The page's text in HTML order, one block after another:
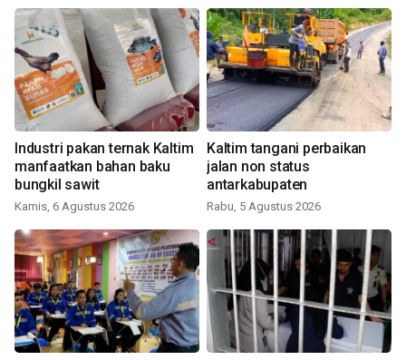
Industri pakan ternak Kaltim
manfaatkan bahan baku
bungkil sawit
Kamis, 6 Agustus 2026
Kaltim tangani perbaikan
jalan non status
antarkabupaten
Rabu, 5 Agustus 2026